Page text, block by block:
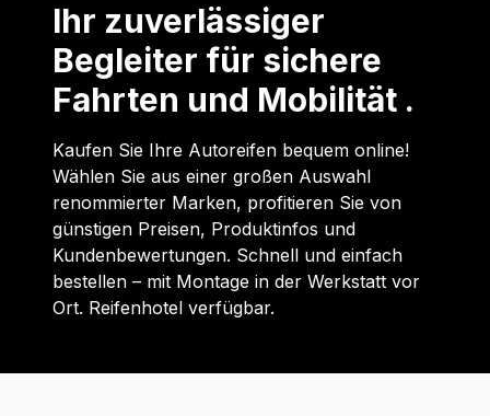
Ihr zuverlässiger
Begleiter für sichere
Fahrten und Mobilität .
Kaufen Sie Ihre Autoreifen bequem online!
Wählen Sie aus einer großen Auswahl
renommierter Marken, profitieren Sie von
günstigen Preisen, Produktinfos und
Kundenbewertungen. Schnell und einfach
bestellen – mit Montage in der Werkstatt vor
Ort. Reifenhotel verfügbar.